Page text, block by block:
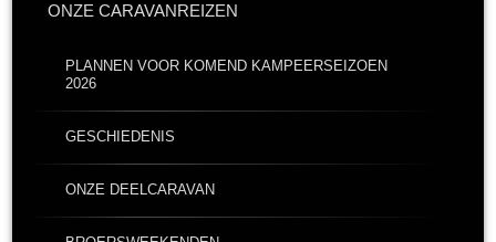
ONZE CARAVANREIZEN
PLANNEN VOOR KOMEND KAMPEERSEIZOEN
2026
GESCHIEDENIS
ONZE DEELCARAVAN